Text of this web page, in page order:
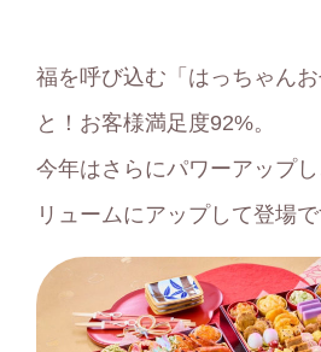
福を呼び込む「はっちゃん
と！お客様満⾜度92%。
今年はさらにパワーアップ
リュームにアップして登場で